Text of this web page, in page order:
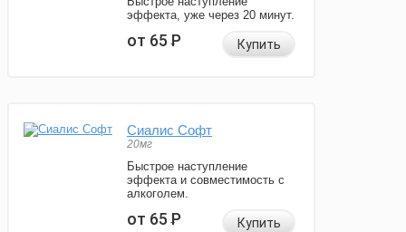
эффекта, уже через 20 минут.
от 65Р Купить
Сиалис Софт
20мг
Быстрое наступление
эффекта и совместимость с
алкоголем.
от 65Р Купить